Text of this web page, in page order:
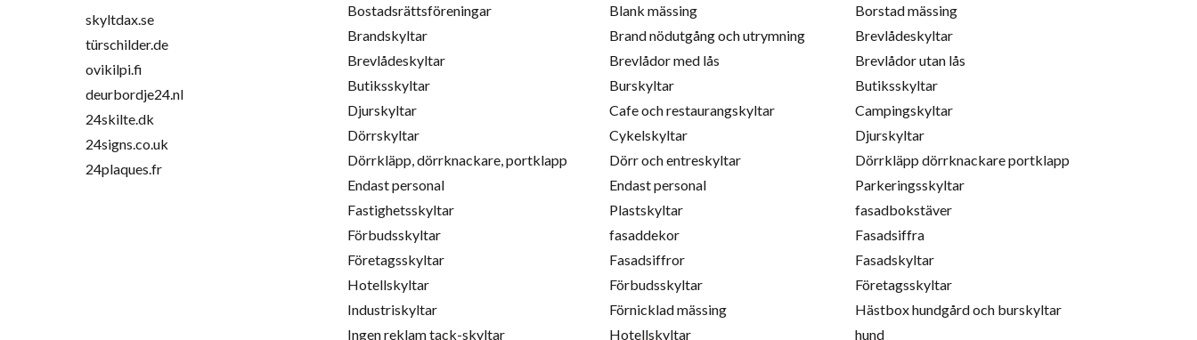
skyltdax.se
türschilder.de
ovikilpi.fi
deurbordje24.nl
24skilte.dk
24signs.co.uk
24plaques.fr
Bostadsrättsföreningar
Brandskyltar
Brevlådeskyltar
Butiksskyltar
Djurskyltar
Dörrskyltar
Dörrkläpp, dörrknackare, portklapp
Endast personal
Fastighetsskyltar
Förbudsskyltar
Företagsskyltar
Hotellskyltar
Industriskyltar
Ingen reklam tack-skyltar
Blank mässing
Borstad mässing
Brand nödutgång och utrymning
Brevlådeskyltar
Brevlådor med lås
Brevlådor utan lås
Burskyltar
Butiksskyltar
Cafe och restaurangskyltar
Campingskyltar
Cykelskyltar
Djurskyltar
Dörr och entreskyltar
Dörrkläpp dörrknackare portklapp
Endast personal
Parkeringsskyltar
Plastskyltar
fasadbokstäver
fasaddekor
Fasadsiffra
Fasadsiffror
Fasadskyltar
Förbudsskyltar
Företagsskyltar
Förnicklad mässing
Hästbox hundgård och burskyltar
Hotellskyltar
hund